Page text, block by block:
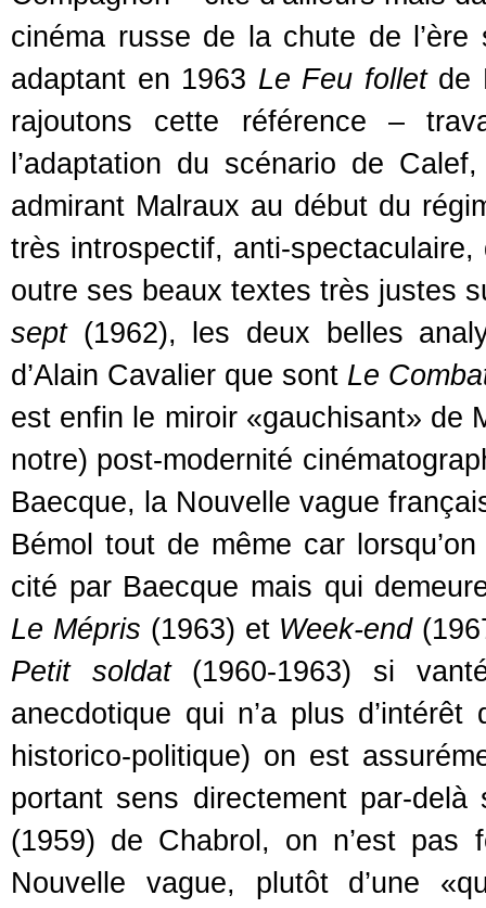
cinéma russe de la chute de
adaptant en 1963 Le Feu folletde
rajoutons cette référence –
l’adaptation du scénario de
admirant Malraux au début du
très introspectif, anti-spectaculaire,
outre ses beaux textes très justes
sept(1962), les deux belles
d’Alain Cavalier que sont Le
est enfin le miroir «gauchisant» de
notre) post-modernité
Baecque, la Nouvelle vague
Bémol tout de même car
cité par Baecque mais qui
Le Mépris (1963) et Week-end
Petit soldat(1960-1963) si
anecdotique qui n’a plus
historico-politique) on est
portant sens directement par-
(1959) de Chabrol, on n’est pas
Nouvelle vague, plutôt d’une